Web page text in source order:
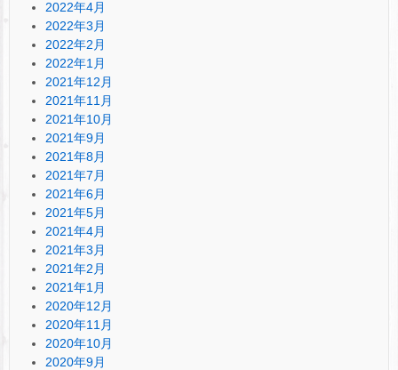
2022年4月
2022年3月
2022年2月
2022年1月
2021年12月
2021年11月
2021年10月
2021年9月
2021年8月
2021年7月
2021年6月
2021年5月
2021年4月
2021年3月
2021年2月
2021年1月
2020年12月
2020年11月
2020年10月
2020年9月